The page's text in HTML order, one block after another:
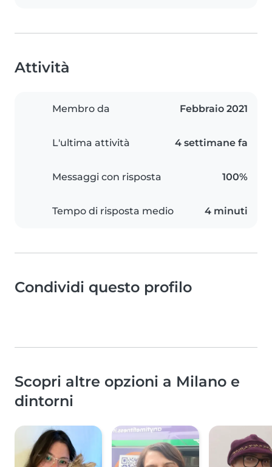
Attività
Membro da Febbraio 2021
L'ultima attività 4 settimane fa
Messaggi con risposta 100%
Tempo di risposta medio 4 minuti
Condividi questo profilo
Scopri altre opzioni a Milano e
dintorni